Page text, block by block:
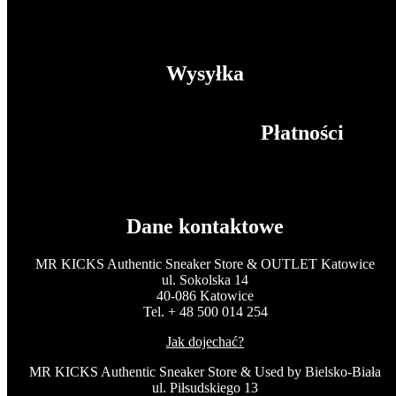
Wysyłka
Płatności
Dane kontaktowe
MR KICKS Authentic Sneaker Store & OUTLET Katowice
ul. Sokolska 14
40-086 Katowice
Tel. + 48 500 014 254
Jak dojechać?
MR KICKS Authentic Sneaker Store & Used by Bielsko-Biała
ul. Piłsudskiego 13